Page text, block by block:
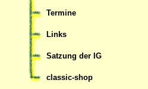
Termine
Links
Satzung der IG
classic-shop